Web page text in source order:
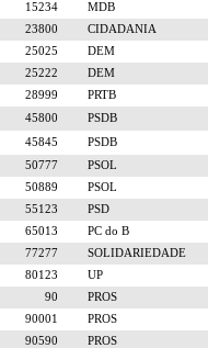
15234
MDB
23800
CIDADANIA
25025
DEM
25222
DEM
28999
PRTB
45800
PSDB
45845
PSDB
50777
PSOL
50889
PSOL
55123
PSD
65013
PC do B
77277
SOLIDARIEDADE
80123
UP
90
PROS
90001
PROS
90590
PROS